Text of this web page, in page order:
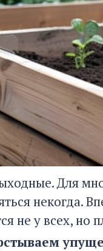
Для
некогда.
не у всех,